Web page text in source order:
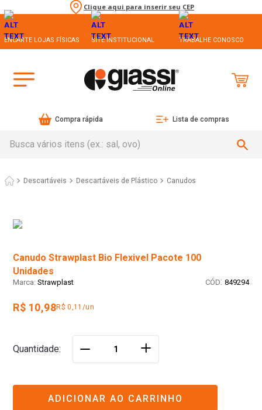
Clique aqui para inserir seu CEP
ENCARTE LOJAS FÍSICAS SITE INSTITUCIONAL TRABALHE CONOSCO
Compra rápida Lista de compras
Descartáveis Descartáveis de Plástico Canudos
Canudo Strawplast Bio Flexivel Pacote 100
Unidades
Strawplast : 849294
R$ 10,98R$ 0,11/un
Quantidade ＋
ADICIONAR AO CARRINHO